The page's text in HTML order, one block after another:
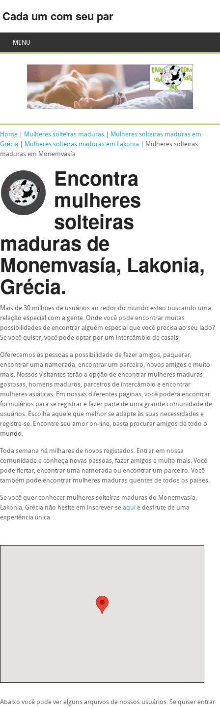
Cada um com seu par
MENU
Home Mulheres solteiras maduras
Mulheres solteiras maduras em
Grécia
Mulheres solteiras maduras em Lakonia | Mulheres solteiras
maduras em Monemvasía
Encontra
mulheres
solteiras
maduras de
Monemvasía, Lakonia,
Grécia.
Mais de 30 milhões de usuários ao redor do mundo estão buscando uma
relação especial com a gente. Onde você pode encontrar muitas
possibilidades de encontrar alguém especial que você precisa ao seu lado?
Se você quiser, você pode optar por um intercâmbio de casais.
Oferecemos às pessoas a possibilidade de fazer amigos, paquerar,
encontrar uma namorada, encontrar um parceiro, novos amigos e muito
mais. Nossos visitantes terão a opção de encontrar mulheres maduras
gostosas, homens maduros, parceiros de intercâmbio e encontrar
mulheres asiáticas. Em nossas diferentes páginas, você poderá encontrar
formulários para se registrar e fazer parte de uma grande comunidade de
usuários. Escolha aquele que melhor se adapte às suas necessidades e
registre-se. Encontre seu amor on-line, basta procurar amigos de todo o
mundo.
Toda semana há milhares de novos registados. Entrar em nossa
comunidade e conheça novas pessoas, fazer amigos e muito mais. Você
pode flertar, encontrar uma namorada ou encontrar um parceiro. Você
também pode encontrar mulheres maduras quentes de todos os países.
Se você quer conhecer mulheres solteiras maduras do Monemvasía,
Lakonia, Grécia não hesite em inscrever-se aqui e desfrute de uma
experiência única.
Abaixo você pode ver alguns arquivos de nossos usuários. Se quiser entrar